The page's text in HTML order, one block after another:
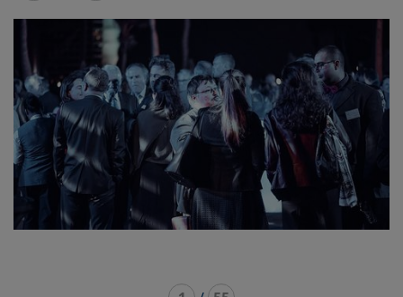
carousel mosaïque